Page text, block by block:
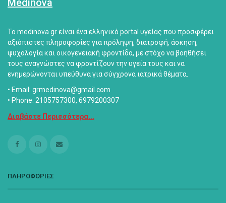
Medinova
Το medinova.gr είναι ένα ελληνικό portal υγείας που προσφέρει
αξιόπιστες πληροφορίες για πρόληψη, διατροφή, άσκηση,
ψυχολογία και οικογενειακή φροντίδα, με στόχο να βοηθήσει
τους αναγνώστες να φροντίζουν την υγεία τους και να
ενημερώνονται υπεύθυνα για σύγχρονα ιατρικά θέματα.
• Email: grmedinova@gmail.com
• Phone: 2105757300, 6979200307
Διαβάστε Περισσότερα...
ΠΛΗΡΟΦΟΡΙΕΣ